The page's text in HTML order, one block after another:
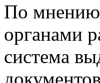
По мнению
органами
система